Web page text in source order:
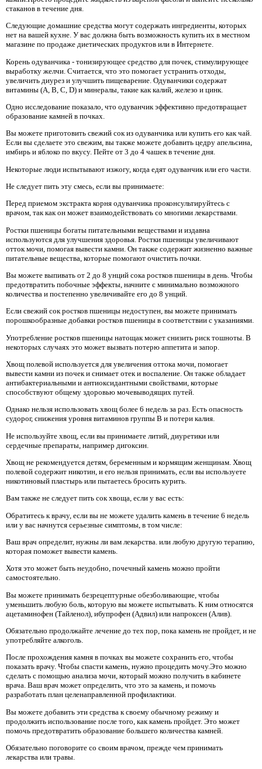
стаканов в течение дня.
Следующие домашние средства могут содержать ингредиенты, которых
нет на вашей кухне. У вас должна быть возможность купить их в местном
магазине по продаже диетических продуктов или в Интернете.
Корень одуванчика - тонизирующее средство для почек, стимулирующее
выработку желчи. Считается, что это помогает устранить отходы,
увеличить диурез и улучшить пищеварение. Одуванчики содержат
витамины (A, B, C, D) и минералы, такие как калий, железо и цинк.
Одно исследование показало, что одуванчик эффективно предотвращает
образование камней в почках.
Вы можете приготовить свежий сок из одуванчика или купить его как чай.
Если вы сделаете это свежим, вы также можете добавить цедру апельсина,
имбирь и яблоко по вкусу. Пейте от 3 до 4 чашек в течение дня.
Некоторые люди испытывают изжогу, когда едят одуванчик или его части.
Не следует пить эту смесь, если вы принимаете:
Перед приемом экстракта корня одуванчика проконсультируйтесь с
врачом, так как он может взаимодействовать со многими лекарствами.
Ростки пшеницы богаты питательными веществами и издавна
используются для улучшения здоровья. Ростки пшеницы увеличивают
отток мочи, помогая вывести камни. Он также содержит жизненно важные
питательные вещества, которые помогают очистить почки.
Вы можете выпивать от 2 до 8 унций сока ростков пшеницы в день. Чтобы
предотвратить побочные эффекты, начните с минимально возможного
количества и постепенно увеличивайте его до 8 унций.
Если свежий сок ростков пшеницы недоступен, вы можете принимать
порошкообразные добавки ростков пшеницы в соответствии с указаниями.
Употребление ростков пшеницы натощак может снизить риск тошноты. В
некоторых случаях это может вызвать потерю аппетита и запор.
Хвощ полевой используется для увеличения оттока мочи, помогает
вывести камни из почек и снимает отек и воспаление. Он также обладает
антибактериальными и антиоксидантными свойствами, которые
способствуют общему здоровью мочевыводящих путей.
Однако нельзя использовать хвощ более 6 недель за раз. Есть опасность
судорог, снижения уровня витаминов группы В и потери калия.
Не используйте хвощ, если вы принимаете литий, диуретики или
сердечные препараты, например дигоксин.
Хвощ не рекомендуется детям, беременным и кормящим женщинам. Хвощ
полевой содержит никотин, и его нельзя принимать, если вы используете
никотиновый пластырь или пытаетесь бросить курить.
Вам также не следует пить сок хвоща, если у вас есть:
Обратитесь к врачу, если вы не можете удалить камень в течение 6 недель
или у вас начнутся серьезные симптомы, в том числе:
Ваш врач определит, нужны ли вам лекарства. или любую другую терапию,
которая поможет вывести камень.
Хотя это может быть неудобно, почечный камень можно пройти
самостоятельно.
Вы можете принимать безрецептурные обезболивающие, чтобы
уменьшить любую боль, которую вы можете испытывать. К ним относятся
ацетаминофен (Тайленол), ибупрофен (Адвил) или напроксен (Алив).
Обязательно продолжайте лечение до тех пор, пока камень не пройдет, и не
употребляйте алкоголь.
После прохождения камня в почках вы можете сохранить его, чтобы
показать врачу. Чтобы спасти камень, нужно процедить мочу.Это можно
сделать с помощью анализа мочи, который можно получить в кабинете
врача. Ваш врач может определить, что это за камень, и помочь
разработать план целенаправленной профилактики.
Вы можете добавить эти средства к своему обычному режиму и
продолжить использование после того, как камень пройдет. Это может
помочь предотвратить образование большего количества камней.
Обязательно поговорите со своим врачом, прежде чем принимать
лекарства или травы.